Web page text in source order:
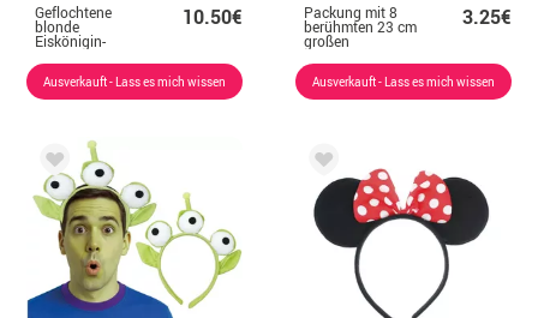
Geflochtene
blonde
Eiskönigin-
Perücke
10.50€
Ausverkauft - Lass es mich wissen
Packung mit 8
berühmten 23 cm
großen
Maustellern aus
Papier
3.25€
Ausverkauft - Lass es mich wissen